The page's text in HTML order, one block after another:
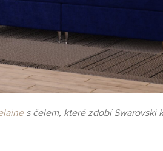
s čelem, které zdobí Swarovski